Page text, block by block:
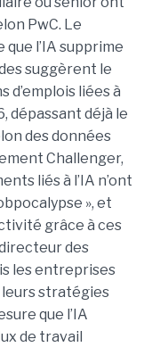
PwC. Le
l’IA supprime
suggèrent le
d’emplois liées à
dépassant déjà le
des données
Challenger,
liés à l’IA n’ont
», et
grâce à ces
des
les entreprises
stratégies
que l’IA
de travail